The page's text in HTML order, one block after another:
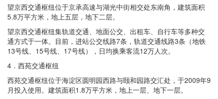
望京西交通枢纽位于京承高速与湖光中街相交处东南角，建筑面积
5.8万平方米，地上五层，地下二层。
望京西交通枢纽集轨道交通、地面公交、出租车、自行车等多种交
通方式于一体。目前，进站公交线路7条，轨道交通线路3条（地铁
13号线、15号线、17号线），日均换乘客流12万人次。
4．西苑交通枢纽
西苑交通枢纽位于海淀区圆明园西路与颐和园路交汇处，于2009年9
月投入使用。建筑面积1.8万平方米，地上一层、地下一层。